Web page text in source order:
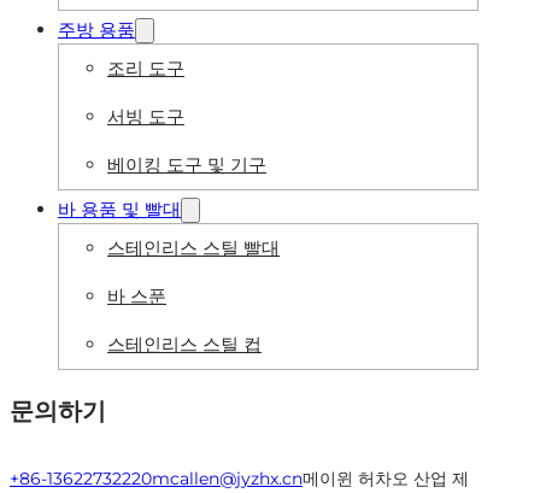
주방 용품
조리 도구
서빙 도구
베이킹 도구 및 기구
바 용품 및 빨대
스테인리스 스틸 빨대
바 스푼
스테인리스 스틸 컵
문의하기
+86-13622732220mcallen@jyzhx.cn메이윈 허차오 산업 제